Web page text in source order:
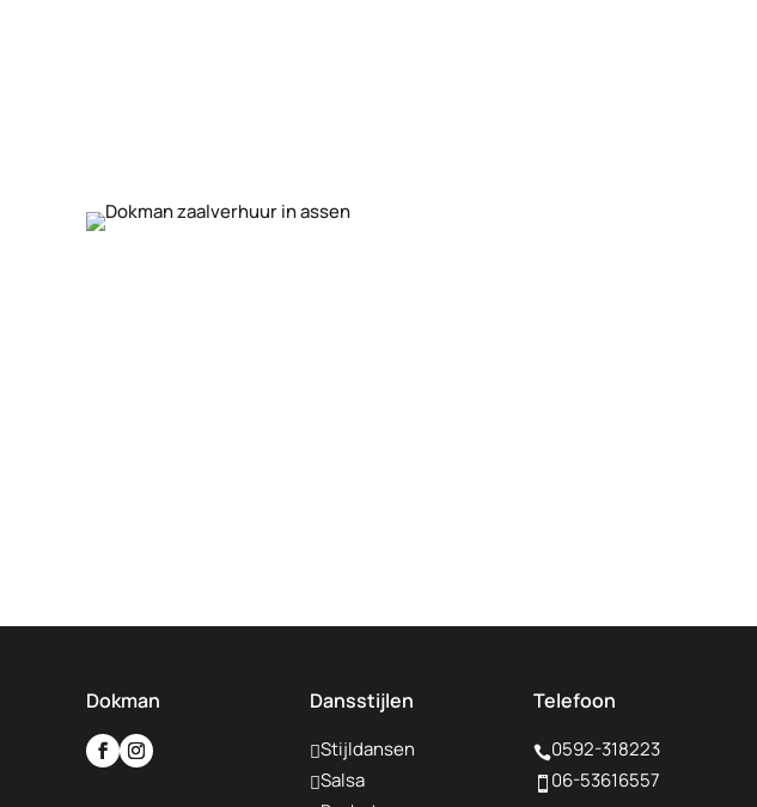
Dokman Dansstijlen
Stijldansen
Salsa
Telefoon
0592-318223
 06-53616557